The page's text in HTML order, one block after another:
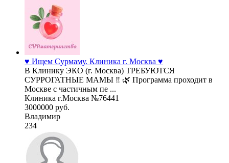
♥️ Ищем Сурмаму. Клиника г. Москва ♥️
В Клинику ЭКО (г. Москва) ТРЕБУЮТСЯ
СУРРОГАТНЫЕ МАМЫ ‼ 🌿 Программа проходит в
Москве с частичным пе ...
Клиника г.Москва №76441
3000000 руб.
Владимир
234